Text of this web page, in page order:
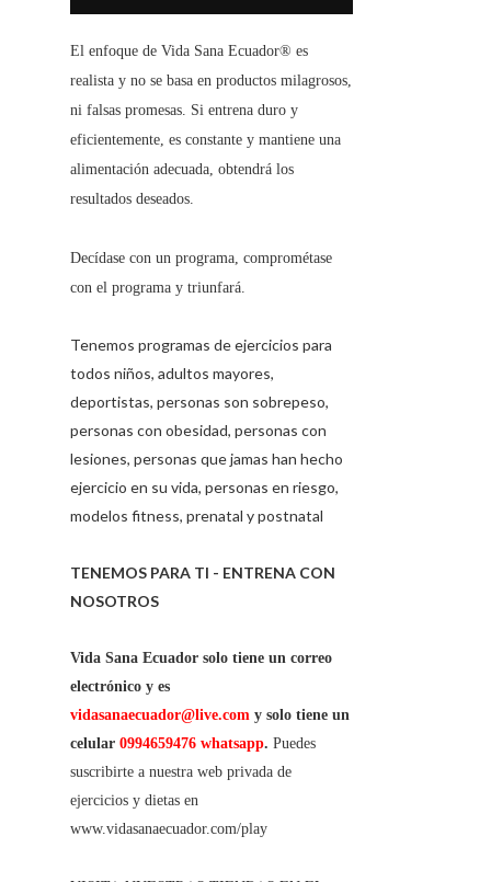
El enfoque de Vida Sana Ecuador® es
realista y no se basa en productos milagrosos,
ni falsas promesas. Si entrena duro y
eficientemente, es constante y mantiene una
alimentación adecuada, obtendrá los
resultados deseados.
Decídase con un programa, comprométase
con el programa y triunfará.
Tenemos programas de ejercicios para
todos niños, adultos mayores,
deportistas, personas son sobrepeso,
personas con obesidad, personas con
lesiones, personas que jamas han hecho
ejercicio en su vida, personas en riesgo,
modelos fitness, prenatal y postnatal
TENEMOS PARA TI - ENTRENA CON
NOSOTROS
Vida Sana Ecuador solo tiene un correo
electrónico y es
vidasanaecuador@live.com y solo tiene un
celular 0994659476 whatsapp. Puedes
suscribirte a nuestra web privada de
ejercicios y dietas en
www.vidasanaecuador.com/play